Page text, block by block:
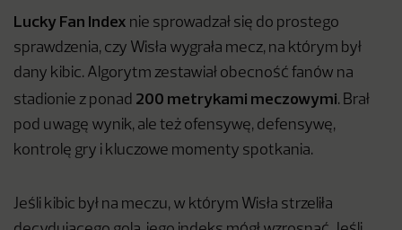
Lucky Fan Index nie sprowadzał się do prostego
sprawdzenia, czy Wisła wygrała mecz, na którym był
dany kibic. Algorytm zestawiał obecność fanów na
stadionie z ponad 200 metrykami meczowymi. Brał
pod uwagę wynik, ale też ofensywę, defensywę,
kontrolę gry i kluczowe momenty spotkania.
Jeśli kibic był na meczu, w którym Wisła strzeliła